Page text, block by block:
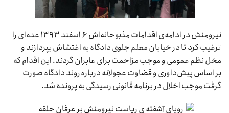
نیرومنش در ادامه‌ی اقدامات مذبوحانه‌اش ۶ اسفند ۱۳۹۳ عده‌ای را
ترغیب کرد تا در خیابان معلم جلوی دادگاه به اغتشاش بپردازند و
مخل نظم عمومی و موجب مزاحمت برای عابران گردند. این اقدام که
بر اساس پیش‌داوری و قضاوت عجولانه درباره روند دادگاه صورت
گرفت موجب اخلال در برنامه قانونی رسیدگی به پرونده شد.